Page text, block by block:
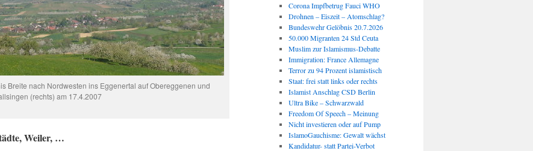
Breite nach Nordwesten ins Eggenertal auf Obereggenen und
(rechts) am 17.4.2007
Weiler, …
Corona Impfbetrug Fauci WHO
Drohnen – Eiszeit – Atomschlag?
Bundeswehr Gelöbnis 20.7.2026
50.000 Migranten 24 Std Ceuta
Muslim zur Islamismus-Debatte
Immigration: France Allemagne
Terror zu 94 Prozent islamistisch
Staat: frei statt links oder rechts
Islamist Anschlag CSD Berlin
Ultra Bike – Schwarzwald
Freedom Of Speech – Meinung
Nicht investieren oder auf Pump
IslamoGauchisme: Gewalt wächst
Kandidatur- statt Partei-Verbot